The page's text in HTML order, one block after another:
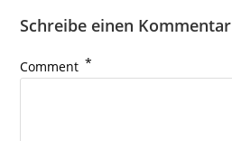
Schreibe einen Kommentar
Comment *